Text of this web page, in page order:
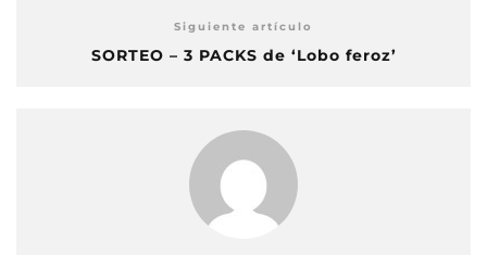
Siguiente artículo
SORTEO – 3 PACKS de ‘Lobo feroz’